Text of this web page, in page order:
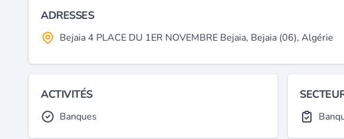
ADRESSES
Bejaia 4 PLACE DU 1ER NOVEMBRE Bejaia, Bejaia (06), Algérie
ACTIVITÉS
Banques